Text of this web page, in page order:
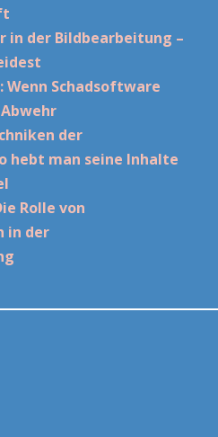
in der Bildbearbeitung –
Schadsoftware
der
hebt man seine Inhalte
Rolle von
in der